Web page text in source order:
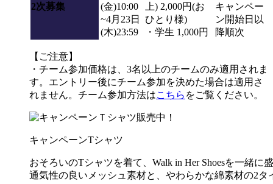
2次募集
(金)10:00
~4月23日
(木)23:59
上) 2,000円(お
ひとり様)
・学生 1,000円
キャンペー
ン開始日以
降順次
【ご注意】
・チーム参加価格は、3名以上のチームのみ適用されま
す。エントリー後にチーム参加を決めた場合は適用さ
れません。チーム参加方法はこちら をご覧ください。
キャンペーンTシャツ
おそろいのTシャツを着て、Walk in Her Shoesを一緒に
通気性の良いメッシュ素材と、やわらかな綿素材の2タ